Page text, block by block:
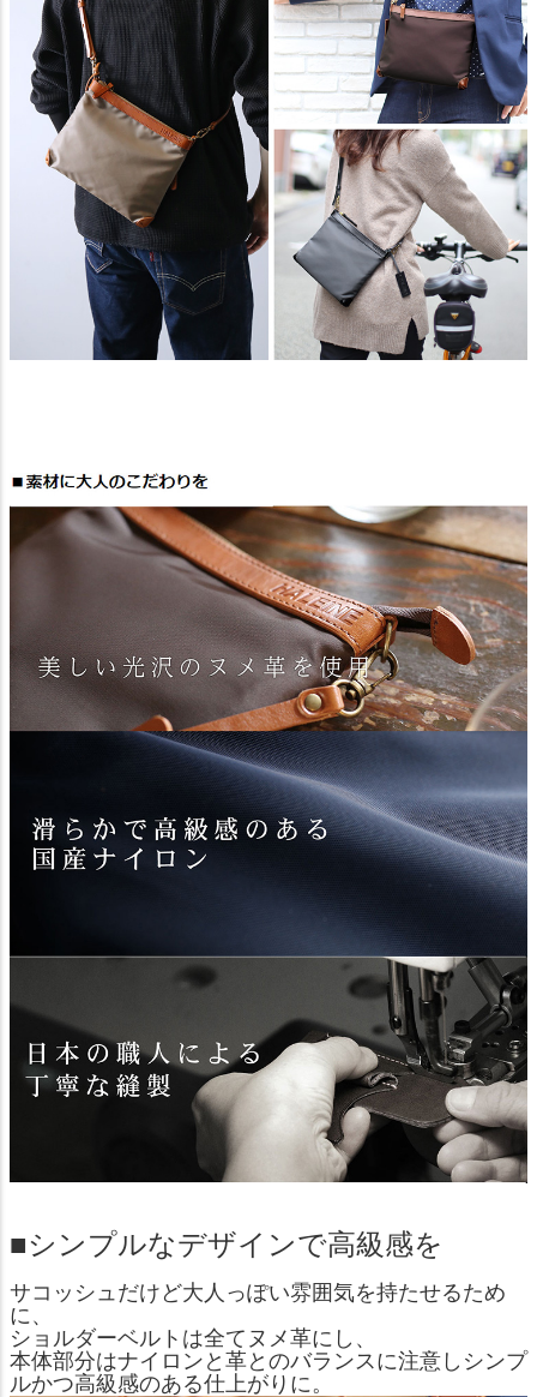
■シンプルなデザインで高級感を
サコッシュだけど大人っぽい雰囲気を持たせるため
に、
ショルダーベルトは全てヌメ革にし、
本体部分はナイロンと革とのバランスに注意しシンプ
ルかつ高級感のある仕上がりに。